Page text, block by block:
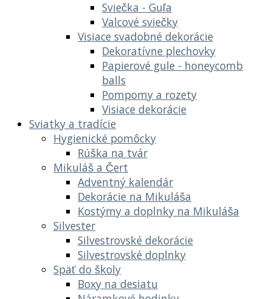
Sviečka - Guľa
Valcové sviečky
Visiace svadobné dekorácie
Dekoratívne plechovky
Papierové gule - honeycomb
balls
Pompomy a rozety
Visiace dekorácie
Sviatky a tradície
Hygienické pomôcky
Rúška na tvár
Mikuláš a Čert
Adventný kalendár
Dekorácie na Mikuláša
Kostýmy a doplnky na Mikuláša
Silvester
Silvestrovské dekorácie
Silvestrovské doplnky
Späť do školy
Boxy na desiatu